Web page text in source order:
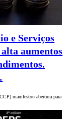
e Serviços
aumentos
manifestou abertura para